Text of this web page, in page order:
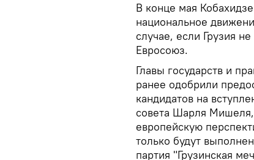
В конце мая
национальное
случае, если Грузия
Евросоюз.
Главы государств и
ранее одобрили
кандидатов на
совета Шарля
европейскую
только будут
партия "Грузинская